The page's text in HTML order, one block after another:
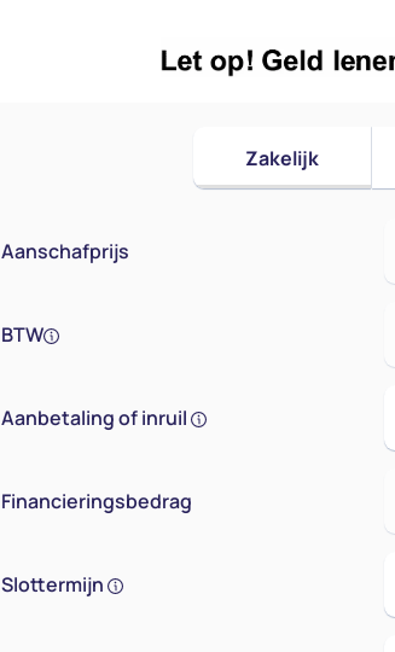
Zakelijk
Aanschafprijs
BTW
Aanbetaling of inruil
Financieringsbedrag
Slottermijn